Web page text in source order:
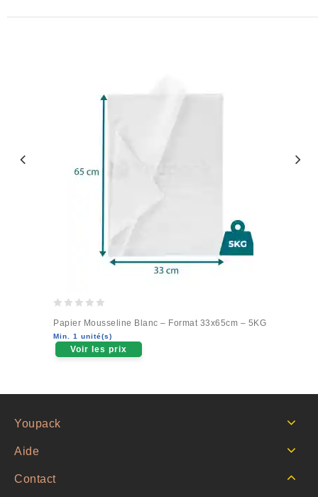
out
of
5
Papier Mousseline Blanc – Format 33x65cm – 5KG
Min. 1 unité(s)
Voir les prix
Youpack
Aide
Contact